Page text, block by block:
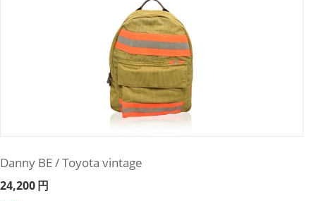
Danny BE / Toyota vintage
24,200円